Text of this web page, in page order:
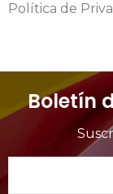
Política de
Boletín